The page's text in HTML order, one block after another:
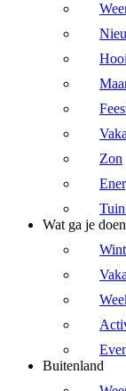
Zon
Wat ga je
Buitenland